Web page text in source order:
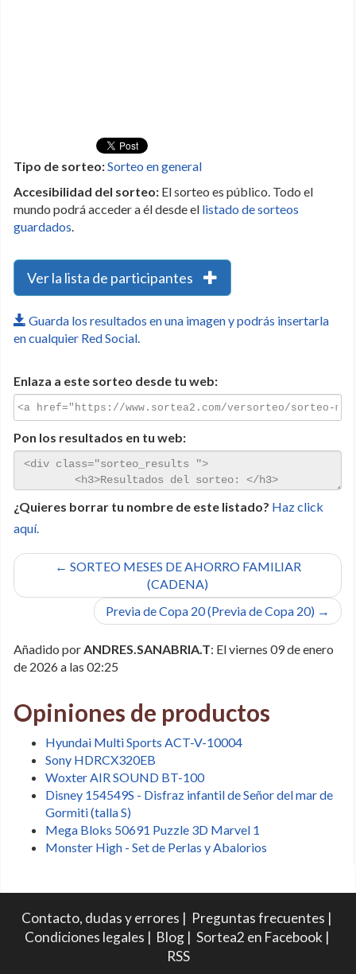
Tipo de sorteo:Sorteo en general
Accesibilidad del sorteo: El sorteo es público. Todo el
mundo podrá acceder a él desde el listado de sorteos
guardados.
Ver la lista de participantes
Guarda los resultados en una imagen y podrás insertarla
en cualquier Red Social.
Enlaza a este sorteo desde tu web:
Pon los resultados en tu web:
¿Quieres borrar tu nombre de este listado? Haz click
aquí.
← SORTEO MESES DE AHORRO FAMILIAR
(CADENA)
Previa de Copa 20 (Previa de Copa 20) →
Añadido porANDRES.SANABRIA.T: El viernes 09 de enero
de 2026 a las 02:25
Opiniones de productos
Hyundai Multi Sports ACT-V-10004
Sony HDRCX320EB
Woxter AIR SOUND BT-100
Disney 154549S - Disfraz infantil de Señor del mar de
Gormiti (talla S)
Mega Bloks 50691 Puzzle 3D Marvel 1
Monster High - Set de Perlas y Abalorios
Contacto, dudas y errores | Preguntas frecuentes |
Condiciones legales | Blog| Sortea2 en Facebook |
RSS